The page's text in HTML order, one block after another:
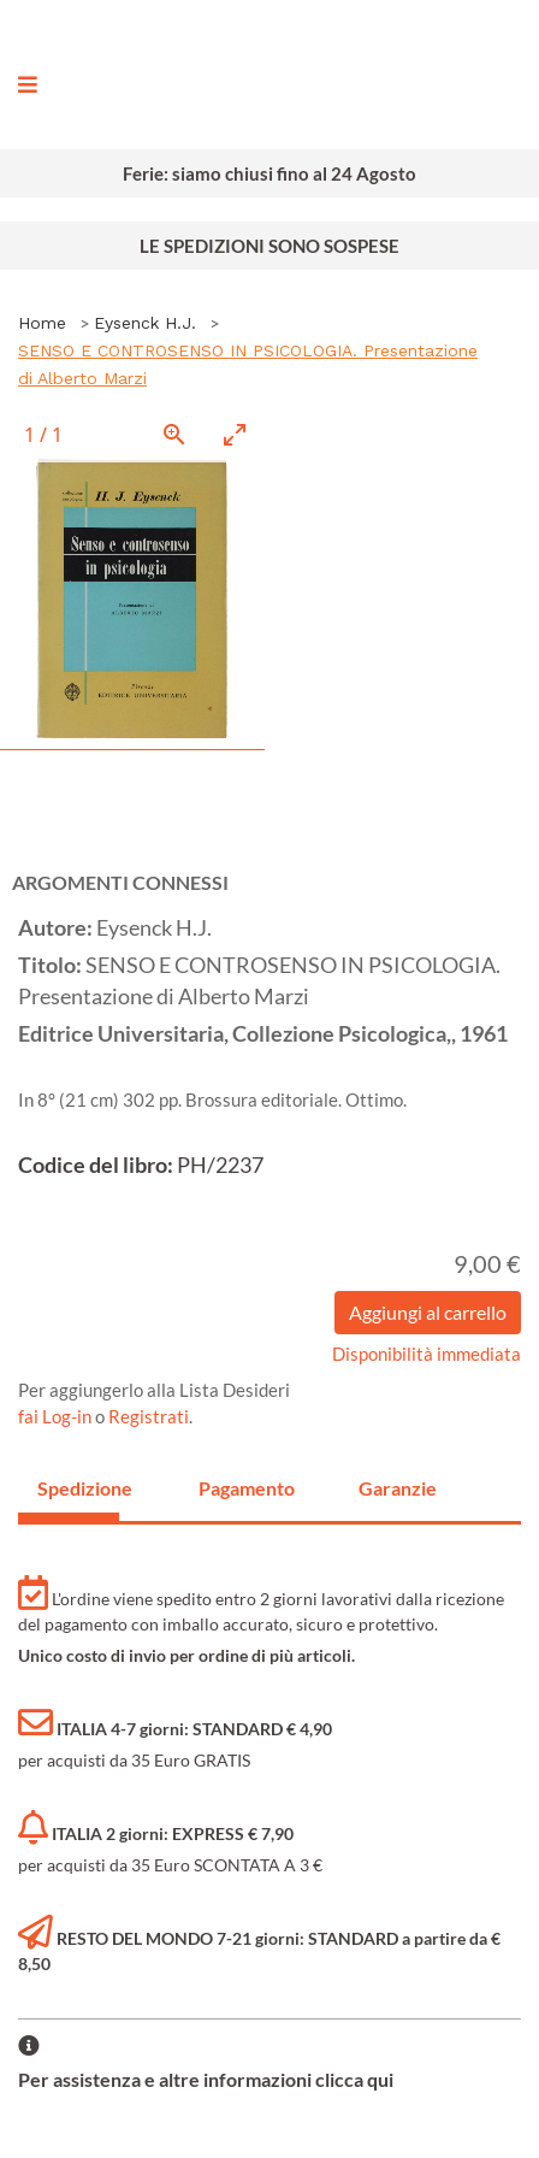
Ferie: siamo chiusi fino al 24 Agosto
LE SPEDIZIONI SONO SOSPESE
Home
Eysenck H.J.
SENSO E CONTROSENSO IN PSICOLOGIA. Presentazione
di Alberto Marzi
1 / 1
ARGOMENTI CONNESSI
Autore: Eysenck H.J.
Titolo:SENSO E CONTROSENSO IN PSICOLOGIA.
Presentazione di Alberto Marzi
Editrice Universitaria, Collezione Psicologica,,1961
In 8° (21 cm) 302 pp. Brossura editoriale. Ottimo.
Codice del libro: PH/2237
9,00 €
Disponibilità immediata
Per aggiungerlo alla Lista Desideri
fai Log-ino Registrati.
Spedizione Pagamento Garanzie
L'ordine viene spedito entro 2 giorni lavorativi dalla ricezione
del pagamento con imballo accurato, sicuro e protettivo.
Unico costo di invio per ordine di più articoli.
ITALIA 4-7 giorni: STANDARD € 4,90
per acquisti da 35 Euro GRATIS
ITALIA 2 giorni: EXPRESS € 7,90
per acquisti da 35 Euro SCONTATA A 3 €
RESTO DEL MONDO 7-21 giorni: STANDARD a partire da €
8,50
Per assistenza e altre informazioni clicca qui